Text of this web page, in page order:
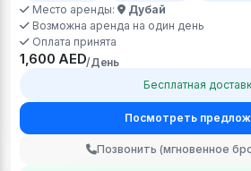
Место аренды:
Дубай
Возможна аренда на один день
Оплата принята
1,600 AED/День
Бесплатная
Посмотреть
Позвонить (мгновенное